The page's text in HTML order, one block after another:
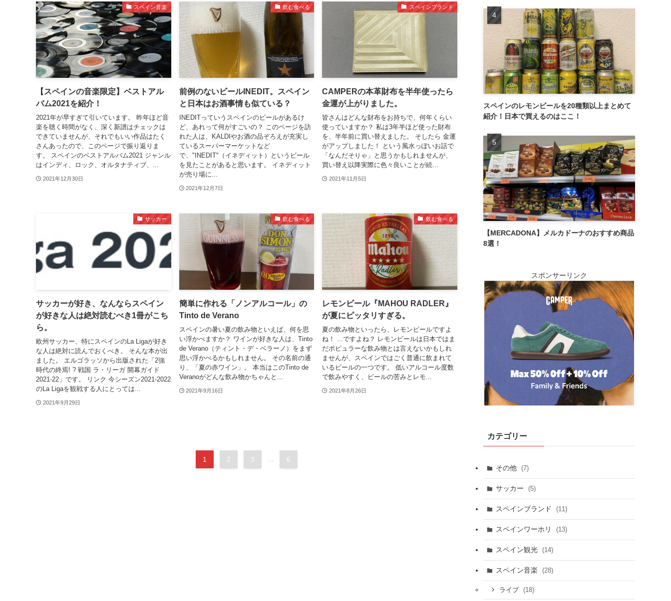
スペイン音楽
【スペインの音楽限定】ベストアル
バム2021を紹介！
2021年が早すぎて引いています。 昨年ほど音
楽を聴く時間がなく、深く新譜はチェックは
できていませんが、それでもいい作品はたく
さんあったので、このページで振り返りま
す。 スペインのベストアルバム2021 ジャンル
はインディ、ロック、オルタナティブ、...
2021年12月30日
飲む食べる
前例のないビールINEDIT。スペイン
と日本はお酒事情も似ている？
INEDITっていうスペインのビールがあるけ
ど、あれって何がすごいの？ このページを訪
れた人は、KALDIやお酒の品ぞろえが充実し
ているスーパーマーケットなど
で、"INEDIT"（イネディット）というビール
を見たことがあると思います。 イネディット
が売り場に...
2021年12月7日
スペインブランド
CAMPERの本革財布を半年使ったら
金運が上がりました。
皆さんはどんな財布をお持ちで、何年くらい
使っていますか？ 私は3年半ほど使った財布
を、半年前に買い替えました。 そしたら 金運
がアップしました！ という風水っぽいお話で
「なんだそりゃ」と思うかもしれませんが、
買い替え以降実際に色々良いことが続...
2021年11月5日
サッカー
サッカーが好き、なんならスペイン
が好きな人は絶対読むべき1冊がこち
ら。
欧州サッカー、特にスペインのLa Ligaが好き
な人は絶対に読んでおくべき。 そんな本が出
ました。 エルゴラッソから出版された「2強
時代の終焉! ? 戦国 ラ・リーガ 開幕ガイド
2021-22」です。 リンク 今シーズン2021-2022
のLa Ligaを観戦する人にとっては...
2021年9月29日
飲む食べる
簡単に作れる「ノンアルコール」の
Tinto de Verano
スペインの暑い夏の飲み物といえば、何を思
い浮かべますか？ ワインが好きな人は、Tinto
de Verano（ティント・デ・ベラーノ）をまず
思い浮かべるかもしれません。 その名前の通
り、「夏の赤ワイン」。 本当はこのTinto de
Veranoがどんな飲み物かちゃんと...
2021年9月16日
飲む食べる
レモンビール『MAHOU RADLER』
が夏にピッタリすぎる。
夏の飲み物といったら、レモンビールですよ
ね！ ...ですよね？ レモンビールは日本ではま
だポピュラーな飲み物とは言えないかもしれ
ませんが、スペインではごく普通に飲まれて
いるビールの一つです。 低いアルコール度数
で飲みやすく、ビールの苦みとレモ...
2021年8月26日
1 2 3 ... 6
スペインのレモンビールを20種類以上まとめて
紹介！日本で買えるのはここ！
【MERCADONA】メルカドーナのおすすめ商品
8選！
スポンサーリンク
カテゴリー
その他 (7)
サッカー (5)
スペインブランド (11)
スペインワーホリ (13)
スペイン観光 (14)
スペイン音楽 (28)
ライブ (18)